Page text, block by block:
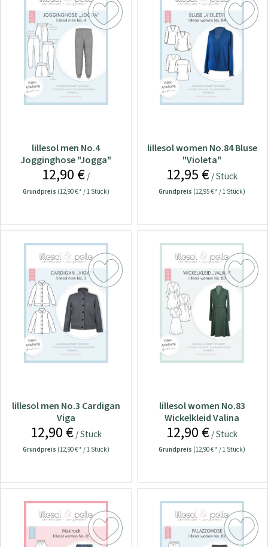
lillesol men No.4
Jogginghose "Jogga"
12,90 € /
Grundpreis (12,90 € * / 1 Stück)
lillesol women No.84 Bluse
"Violeta"
12,95 € / Stück
Grundpreis (12,95 € * / 1 Stück)
lillesol men No.3 Cardigan
Viga
12,90 €/ Stück
Grundpreis (12,90 € * / 1 Stück)
lillesol women No.83
Wickelkleid Valina
12,90 € / Stück
Grundpreis (12,90 € * / 1 Stück)